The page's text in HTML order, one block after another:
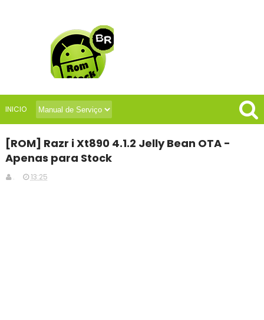
INICIO
[ROM] Razr i Xt890 4.1.2 Jelly Bean OTA -
Apenas para Stock
. 13:25